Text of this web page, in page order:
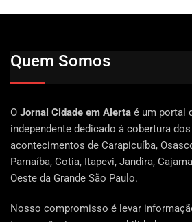
Quem Somos
O Jornal Cidade em Alerta é um portal
independente dedicado à cobertura
acontecimentos de Carapicuíba,
Parnaíba, Cotia, Itapevi, Jandira,
Oeste da Grande São Paulo.
Nosso compromisso é levar